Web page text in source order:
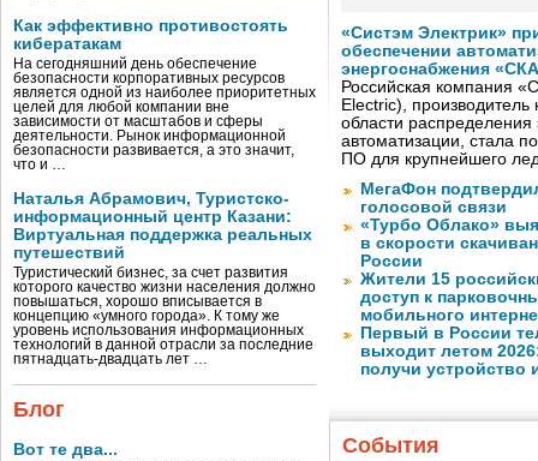
Как эффективно противостоять
кибератакам
На сегодняшний день обеспечение
безопасности корпоративных ресурсов
является одной из наиболее приоритетных
целей для любой компании вне
зависимости от масштабов и сферы
деятельности. Рынок информационной
безопасности развивается, а это значит,
что и …
Наталья Абрамович, Туристско-
информационный центр Казани:
Виртуальная поддержка реальных
путешествий
Туристический бизнес, за счет развития
которого качество жизни населения должно
повышаться, хорошо вписывается в
концепцию «умного города». К тому же
уровень использования информационных
технологий в данной отрасли за последние
пятнадцать-двадцать лет …
Блог
Вот те два...
«Систэм Электрик»
обеспечении
энергоснабжения
Российская компания
Electric),
области распределения
автоматизации, стала
ПО для крупнейшего
МегаФон
голосовой связи
«Турбо Облако»
в скорости
России
Жители 15
доступ к
мобильного
Первый в России
выходит летом
получи устройство
События